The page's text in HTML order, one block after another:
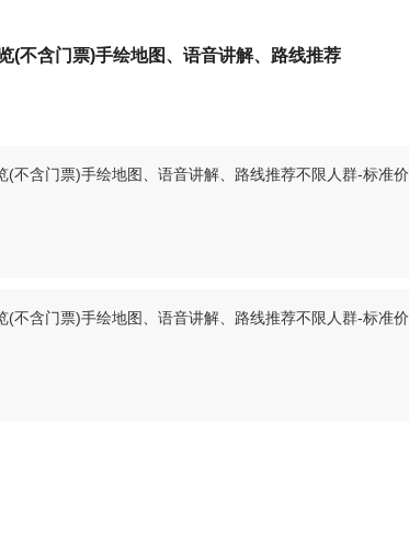
(不含门票)手绘地图、语音讲解、路线推荐
(不含门票)手绘地图、语音讲解、路线推荐不限人群-标准价
(不含门票)手绘地图、语音讲解、路线推荐不限人群-标准价